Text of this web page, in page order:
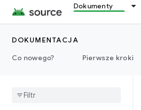
Dokumenty
DOKUMENTACJA
Co nowego?
Pierwsze kroki